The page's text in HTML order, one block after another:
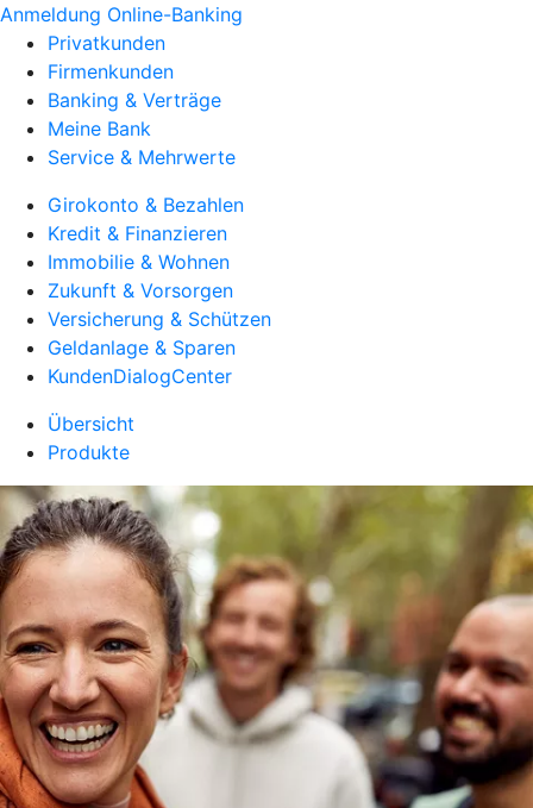
Anmeldung Online-Banking
Privatkunden
Firmenkunden
Banking & Verträge
Meine Bank
Service & Mehrwerte
Girokonto & Bezahlen
Kredit & Finanzieren
Immobilie & Wohnen
Zukunft & Vorsorgen
Versicherung & Schützen
Geldanlage & Sparen
KundenDialogCenter
Übersicht
Produkte